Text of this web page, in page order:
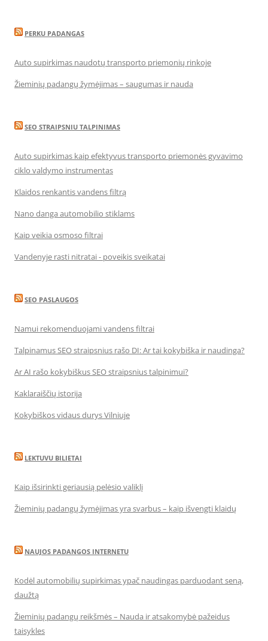
PERKU PADANGAS
Auto supirkimas naudotų transporto priemonių rinkoje
Žieminių padangų žymėjimas – saugumas ir nauda
SEO STRAIPSNIU TALPINIMAS
Auto supirkimas kaip efektyvus transporto priemonės gyvavimo
ciklo valdymo instrumentas
Klaidos renkantis vandens filtrą
Nano danga automobilio stiklams
Kaip veikia osmoso filtrai
Vandenyje rasti nitratai - poveikis sveikatai
SEO PASLAUGOS
Namui rekomenduojami vandens filtrai
Talpinamus SEO straipsnius rašo DI: Ar tai kokybiška ir naudinga?
Ar AI rašo kokybiškus SEO straipsnius talpinimui?
Kaklaraiščių istorija
Kokybiškos vidaus durys Vilniuje
LEKTUVU BILIETAI
Kaip išsirinkti geriausią pelėsio valiklį
Žieminių padangų žymėjimas yra svarbus – kaip išvengti klaidų
NAUJOS PADANGOS INTERNETU
Kodėl automobilių supirkimas ypač naudingas parduodant seną,
daužtą
Žieminių padangų reikšmės – Nauda ir atsakomybė pažeidus
taisykles